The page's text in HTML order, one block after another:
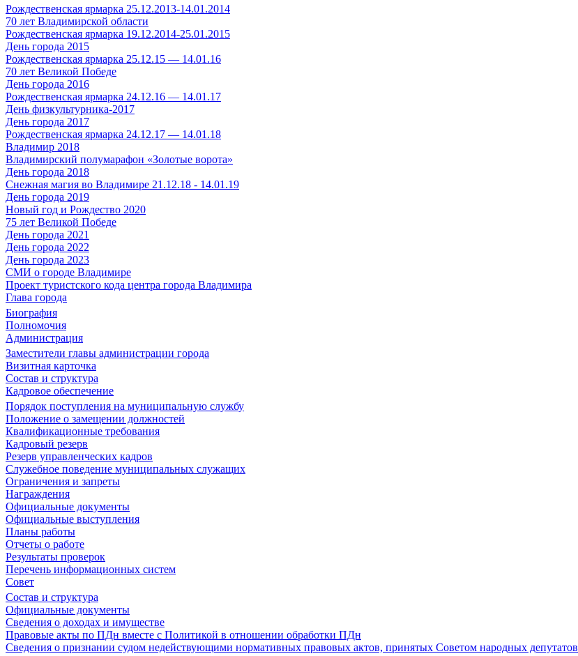
Рождественская ярмарка 25.12.2013-14.01.2014
70 лет Владимирской области
Рождественская ярмарка 19.12.2014-25.01.2015
День города 2015
Рождественская ярмарка 25.12.15 — 14.01.16
70 лет Великой Победе
День города 2016
Рождественская ярмарка 24.12.16 — 14.01.17
День физкультурника-2017
День города 2017
Рождественская ярмарка 24.12.17 — 14.01.18
Владимир 2018
Владимирский полумарафон «Золотые ворота»
День города 2018
Снежная магия во Владимире 21.12.18 - 14.01.19
День города 2019
Новый год и Рождество 2020
75 лет Великой Победе
День города 2021
День города 2022
День города 2023
СМИ о городе Владимире
Проект туристского кода центра города Владимира
Глава города
Биография
Полномочия
Администрация
Заместители главы администрации города
Визитная карточка
Состав и структура
Кадровое обеспечение
Порядок поступления на муниципальную службу
Положение о замещении должностей
Квалификационные требования
Кадровый резерв
Резерв управленческих кадров
Служебное поведение муниципальных служащих
Ограничения и запреты
Награждения
Официальные документы
Официальные выступления
Планы работы
Отчеты о работе
Результаты проверок
Перечень информационных систем
Совет
Состав и структура
Официальные документы
Сведения о доходах и имуществе
Правовые акты по ПДн вместе с Политикой в отношении обработки ПДн
Сведения о признании судом недействующими нормативных правовых актов, принятых Советом народных депутатов